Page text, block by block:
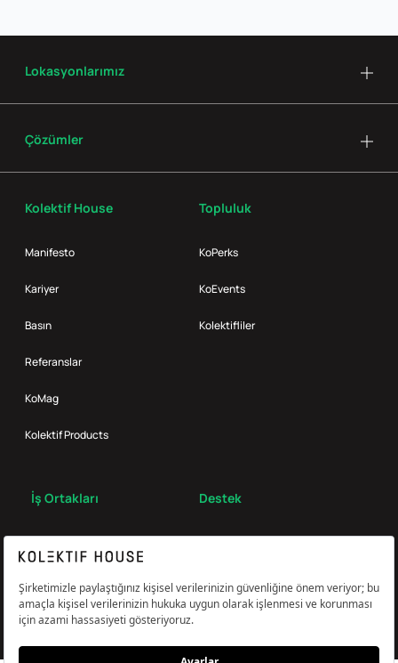
Kolektif House
Manifesto
Kariyer
Basın
Referanslar
KoMag
Kolektif Products
Topluluk
KoPerks
KoEvents
Kolektifliler
İş Ortakları Destek
Lokasyonlarımız
Çözümler